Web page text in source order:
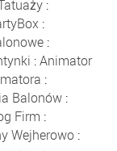
:
:
:
:Animator
:
Balonów :
Firm :
Wejherowo: